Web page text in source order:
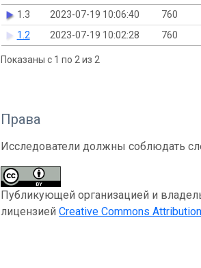
1.3
2023-07-19 10:06:40 760
1.2
2023-07-19 10:02:28 760
Показаны с 1 по 2 из 2
Права
Исследователи должны соблюдать
Публикующей организацией и
лицензиейCreative Commons